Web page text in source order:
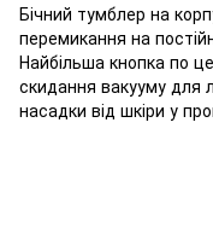
Бічний тумблер на
перемикання на
Найбільша кнопка по
скидання вакууму для
насадки від шкіри у